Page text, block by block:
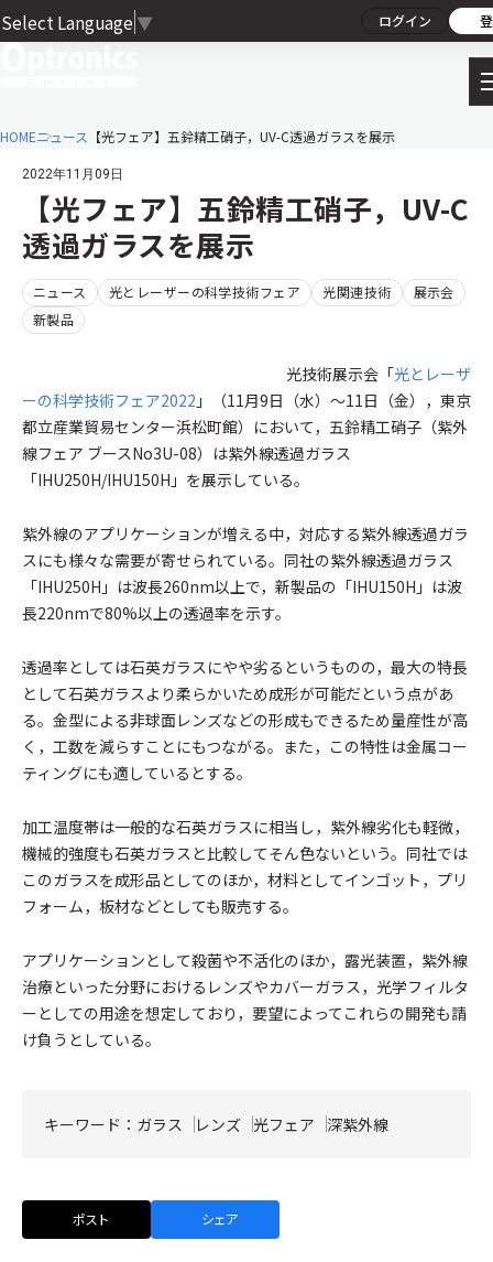
Select Language ▼ ログイン
HOMEニュース 【光フェア】五鈴精工硝子，UV-C透過ガラスを展示
2022年11月09日
【光フェア】五鈴精工硝子，UV-C
透過ガラスを展示
ニュース 光とレーザーの科学技術フェア 光関連技術
展示会
新製品
光技術展示会「光とレーザ
ーの科学技術フェア2022 」（11月9日（水）～11日（金），東京
都立産業貿易センター浜松町館）において，五鈴精工硝子（紫外
線フェア ブースNo3U-08）は紫外線透過ガラス
「IHU250H/IHU150H」を展示している。
紫外線のアプリケーションが増える中，対応する紫外線透過ガラ
スにも様々な需要が寄せられている。同社の紫外線透過ガラス
「IHU250H」は波長260nm以上で，新製品の「IHU150H」は波
長220nmで80%以上の透過率を示す。
透過率としては石英ガラスにやや劣るというものの，最大の特長
として石英ガラスより柔らかいため成形が可能だという点があ
る。金型による非球面レンズなどの形成もできるため量産性が高
く，工数を減らすことにもつながる。また，この特性は金属コー
ティングにも適しているとする。
加工温度帯は一般的な石英ガラスに相当し，紫外線劣化も軽微，
機械的強度も石英ガラスと比較してそん色ないという。同社では
このガラスを成形品としてのほか，材料としてインゴット，プリ
フォーム，板材などとしても販売する。
アプリケーションとして殺菌や不活化のほか，露光装置，紫外線
治療といった分野におけるレンズやカバーガラス，光学フィルタ
ーとしての用途を想定しており，要望によってこれらの開発も請
け負うとしている。
キーワード： ガラス レンズ 光フェア 深紫外線
ポスト シェア